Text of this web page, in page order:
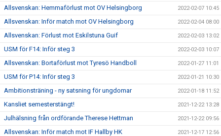
Allsvenskan: Hemmaförlust mot OV Helsingborg 2022-02-07 10:45
Allsvenskan: Inför match mot OV Helsingborg 2022-02-04 08:00
Allsvenskan: Förlust mot Eskilstuna Guif 2022-02-03 13:02
USM för F14: Inför steg 3 2022-02-03 10:07
Allsvenskan: Bortaförlust mot Tyresö Handboll 2022-01-27 11:01
USM för P14: Inför steg 3 2022-01-21 10:30
Ambitionsträning - ny satsning för ungdomar 2022-01-18 11:52
Kansliet semesterstängt! 2021-12-22 13:28
Julhälsning från ordförande Therese Hettman 2021-12-22 09:56
Allsvenskan: Inför match mot IF Hallby HK 2021-12-17 12:56